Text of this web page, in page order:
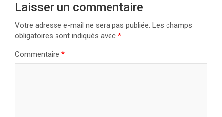
Laisser un commentaire
Votre adresse e-mail ne sera pas publiée. Les champs
obligatoires sont indiqués avec *
Commentaire *